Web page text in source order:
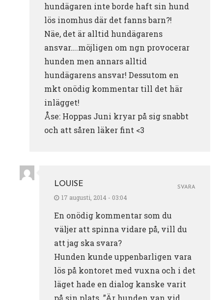
hundägaren inte borde haft sin hund
lös inomhus där det fanns barn?!
Näe, det är alltid hundägarens
ansvar….möjligen om ngn provocerar
hunden men annars alltid
hundägarens ansvar! Dessutom en
mkt onödig kommentar till det här
inlägget!
Åse: Hoppas Juni kryar på sig snabbt
och att såren läker fint <3
LOUISE
17 augusti, 2014 - 03:04
En onödig kommentar som du
väljer att spinna vidare på, vill du
att jag ska svara?
Hunden kunde uppenbarligen vara
lös på kontoret med vuxna och i det
läget hade en dialog kanske varit
på sin plats. ”Är hunden van vid
SVARA